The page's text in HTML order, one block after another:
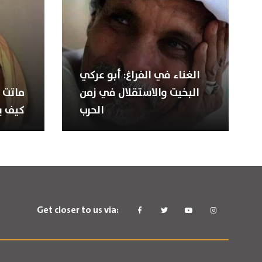
كيف
الغناء في الفراغ: أبو عركي
البخيت والاستقلال في زمن
الحرب
Get closer to us via: